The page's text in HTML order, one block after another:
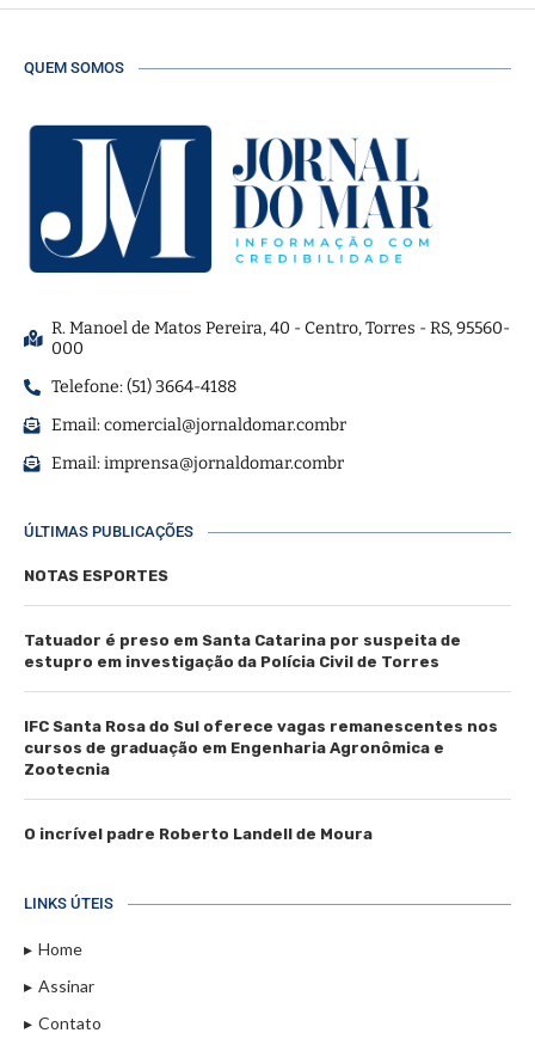
QUEM SOMOS
R. Manoel de Matos Pereira, 40 - Centro, Torres - RS, 95560-
000
Telefone: (51) 3664-4188
Email:comercial@jornaldomar.combr
Email:imprensa@jornaldomar.combr
ÚLTIMAS PUBLICAÇÕES
NOTAS ESPORTES
Tatuador é preso em Santa Catarina por suspeita de
estupro em investigação da Polícia Civil de Torres
IFC Santa Rosa do Sul oferece vagas remanescentes nos
cursos de graduação em Engenharia Agronômica e
Zootecnia
O incrível padre Roberto Landell de Moura
LINKS ÚTEIS
Home
Assinar
Contato